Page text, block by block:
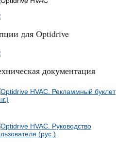
для Optidrive
документация
Optidrive HVAC. Рекламмный буклет
Optidrive HVAC. Руководство
(рус.)